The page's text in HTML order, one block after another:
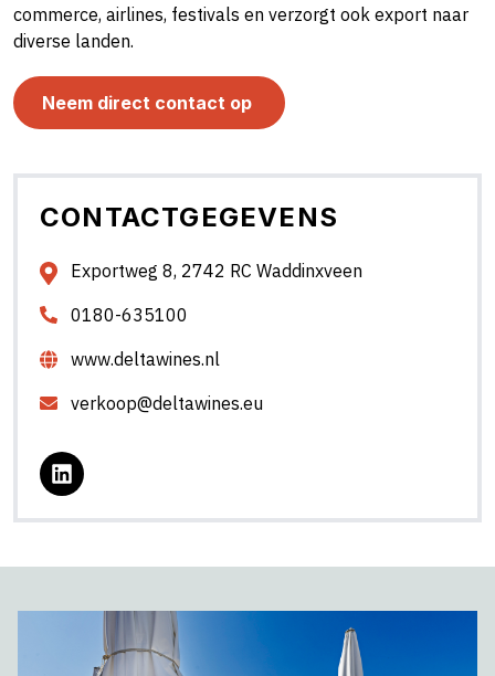
commerce, airlines, festivals en verzorgt ook export naar
diverse landen.
Neem direct contact op
CONTACTGEGEVENS
Exportweg 8, 2742 RC Waddinxveen
0180-635100
www.deltawines.nl
verkoop@deltawines.eu